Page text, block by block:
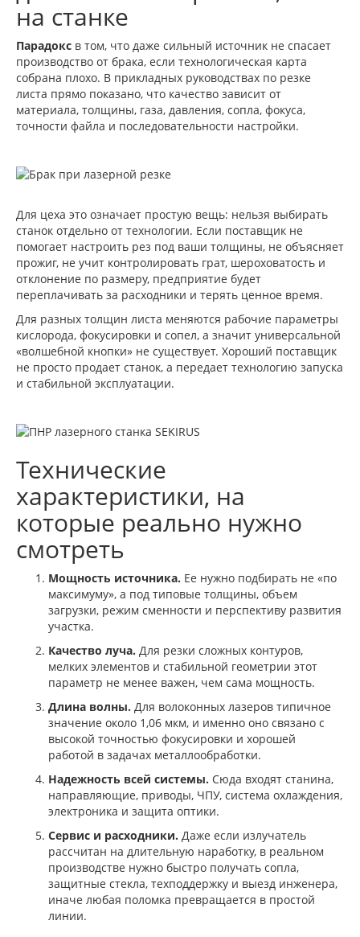
на станке
Парадокс в том, что даже сильный источник не спасает
производство от брака, если технологическая карта
собрана плохо. В прикладных руководствах по резке
листа прямо показано, что качество зависит от
материала, толщины, газа, давления, сопла, фокуса,
точности файла и последовательности настройки.
Для цеха это означает простую вещь: нельзя выбирать
станок отдельно от технологии. Если поставщик не
помогает настроить рез под ваши толщины, не объясняет
прожиг, не учит контролировать грат, шероховатость и
отклонение по размеру, предприятие будет
переплачивать за расходники и терять ценное время.
Для разных толщин листа меняются рабочие параметры
кислорода, фокусировки и сопел, а значит универсальной
«волшебной кнопки» не существует. Хороший поставщик
не просто продает станок, а передает технологию запуска
и стабильной эксплуатации.
Технические
характеристики, на
которые реально нужно
смотреть
Мощность источника. Ее нужно подбирать не «по
максимуму», а под типовые толщины, объем
загрузки, режим сменности и перспективу развития
участка.
Качество луча. Для резки сложных контуров,
мелких элементов и стабильной геометрии этот
параметр не менее важен, чем сама мощность.
Длина волны. Для волоконных лазеров типичное
значение около 1,06 мкм, и именно оно связано с
высокой точностью фокусировки и хорошей
работой в задачах металлообработки.
Надежность всей системы. Сюда входят станина,
направляющие, приводы, ЧПУ, система охлаждения,
электроника и защита оптики.
Сервис и расходники. Даже если излучатель
рассчитан на длительную наработку, в реальном
производстве нужно быстро получать сопла,
защитные стекла, техподдержку и выезд инженера,
иначе любая поломка превращается в простой
линии.